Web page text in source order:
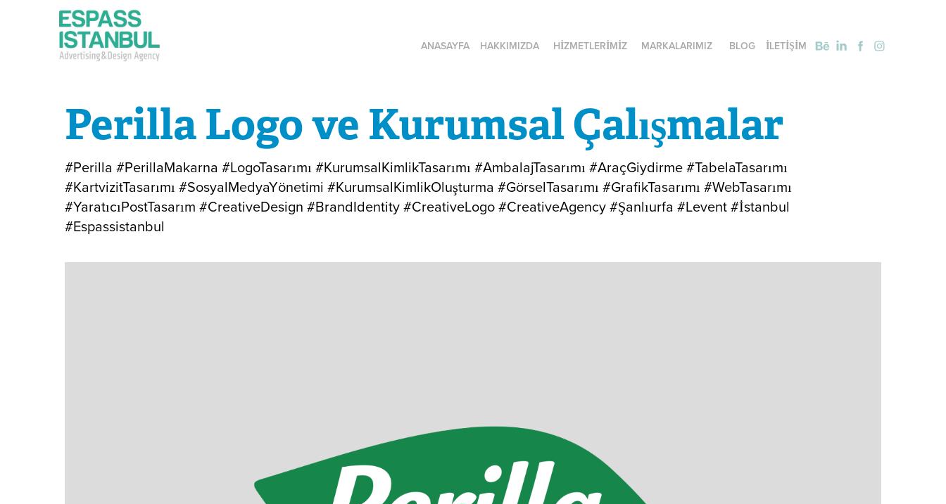
ANASAYFA HAKKIMIZDA HİZMETLERİMİZ MARKALARIMIZ BLOG İLETİŞİM
Perilla Logo ve Kurumsal Çalışmalar
#Perilla #PerillaMakarna #LogoTasarımı #KurumsalKimlikTasarımı #AmbalajTasarımı #AraçGiydirme #TabelaTasarımı
#KartvizitTasarımı #SosyalMedyaYönetimi #KurumsalKimlikOluşturma #GörselTasarımı #GrafikTasarımı #WebTasarımı
#YaratıcıPostTasarım #CreativeDesign #BrandIdentity #CreativeLogo #CreativeAgency #Şanlıurfa #Levent #İstanbul
#Espassistanbul